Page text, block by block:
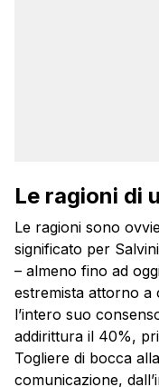
Le ragioni di
Le ragioni sono
significato per
– almeno fino ad
estremista attorno a
l’intero suo
addirittura il 40%,
Togliere di bocca
comunicazione,